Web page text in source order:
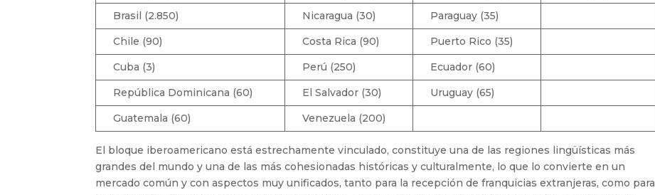
Brasil (2.850)
Nicaragua (30)
Paraguay (35)
Chile (90)
Costa Rica (90)
Puerto Rico (35)
Cuba (3)
Perú (250)
Ecuador (60)
República Dominicana (60)
El Salvador (30)
Uruguay (65)
Guatemala (60)
Venezuela (200)
El bloque iberoamericano está estrechamente vinculado, constituye una de las regiones lingüísticas más
grandes del mundo y una de las más cohesionadas históricas y culturalmente, lo que lo convierte en un
mercado común y con aspectos muy unificados, tanto para la recepción de franquicias extranjeras, como para